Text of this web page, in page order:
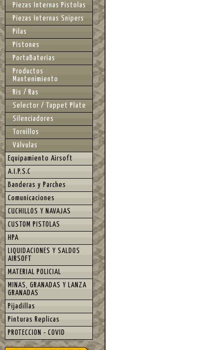
Piezas Internas Pistolas
Piezas Internas Snipers
Pilas
Pistones
PortaBaterías
Productos
Mantenimiento
Ris / Ras
Selector / Tappet Plate
Silenciadores
Tornillos
Válvulas
Equipamiento Airsoft
A.I.P.S.C
Banderas y Parches
Comunicaciones
CUCHILLOS Y NAVAJAS
CUSTOM PISTOLAS
HPA
LIQUIDACIONES Y SALDOS
AIRSOFT
MATERIAL POLICIAL
MINAS, GRANADAS Y LANZA
GRANADAS
Pijadillas
Pinturas Replicas
PROTECCION - COVID